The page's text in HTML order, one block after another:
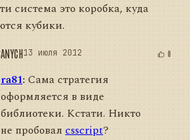
система это коробка, куда
кубики.
13 июля 2012 0
ra81: Сама стратегия
оформляется в виде
библиотеки. Кстати. Никто
не пробовал csscript?